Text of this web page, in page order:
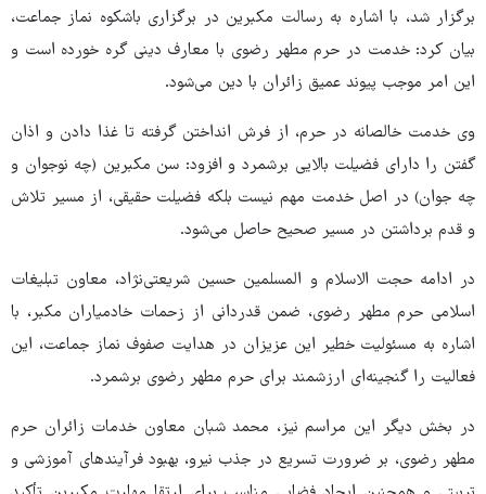
برگزار شد، با اشاره به رسالت مکبرین در برگزاری باشکوه نماز جماعت،
بیان کرد: خدمت در حرم مطهر رضوی با معارف دینی گره خورده است و
این امر موجب پیوند عمیق‌ زائران با دین می‌شود.
وی خدمت خالصانه در حرم، از فرش انداختن گرفته تا غذا دادن و اذان
گفتن را دارای فضیلت بالایی برشمرد و افزود: سن مکبرین (چه نوجوان و
چه جوان) در اصل خدمت مهم نیست بلکه فضیلت حقیقی، از مسیر تلاش
و قدم برداشتن در مسیر صحیح حاصل می‌شود.
در ادامه حجت الاسلام و المسلمین حسین شریعتی‌نژاد، معاون تبلیغات
اسلامی حرم مطهر رضوی، ضمن قدردانی از زحمات خادمیاران مکبر، با
اشاره به مسئولیت خطیر این عزیزان در هدایت صفوف نماز جماعت، این
فعالیت را گنجینه‌ای ارزشمند برای حرم مطهر رضوی برشمرد.
در بخش دیگر این مراسم نیز، محمد شبان معاون خدمات زائران حرم
مطهر رضوی، بر ضرورت تسریع در جذب نیرو، بهبود فرآیندهای آموزشی و